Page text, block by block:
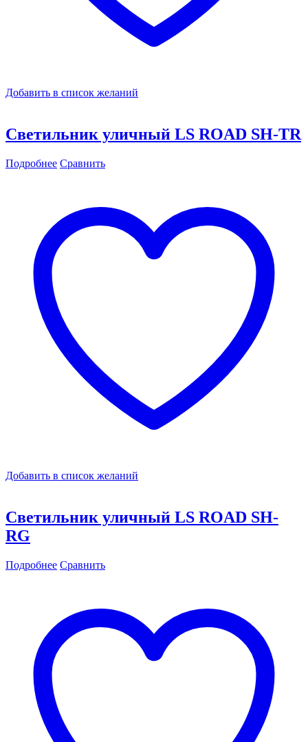
Добавить в список желаний
Светильник уличный LS ROAD SH-TR
Подробнее Сравнить
Добавить в список желаний
Светильник уличный LS ROAD SH-
RG
Подробнее Сравнить